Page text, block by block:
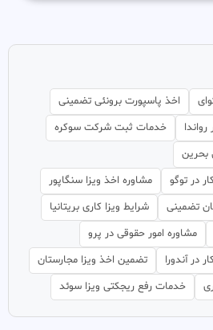
اخذ پاسپورت برونئی تضمینی
خدمات ثبت شرکت سوکره
بحرین
در توگو
مشاوره اخذ ویزا سنگاپور
تضمینی
شرایط ویزا کاری بریتانیا
مشاوره امور حقوقی در پرو
در آندورا
تضمین اخذ ویزا مجارستان
خدمات رفع ریجکتی ویزا سوئد